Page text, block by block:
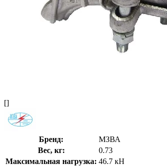
[]
Бренд:
МЗВА
Вес, кг:
0.73
Максимальная нагрузка: 46.7 кН